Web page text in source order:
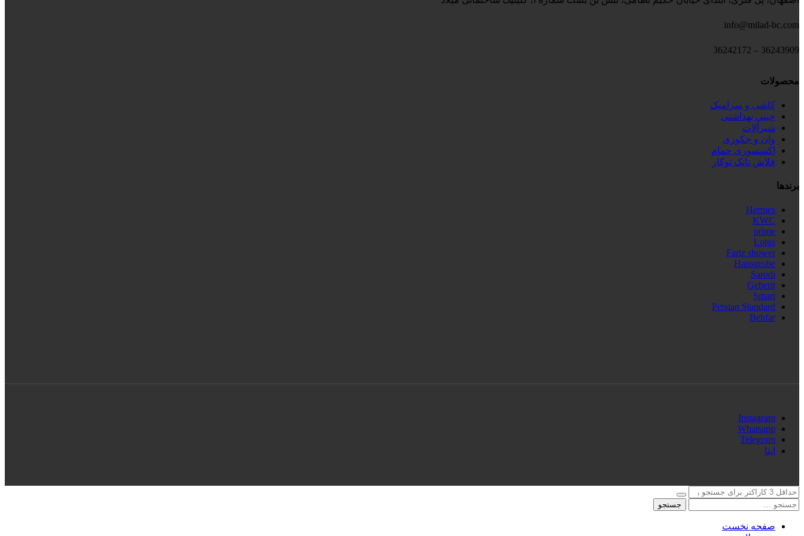
info@milad-bc.com
36243909 – 36242172
محصولات
کاشی و سرامیک
چینی بهداشتی
شیرآلات
وان و جکوزی
اکسسوری حمام
فلاش تانک توکار
برندها
Hermes
KWC
prime
Lotus
Fariz shower
Hansgrobe
Sarodi
Geberit
Smart
Persian Standard
Behfar
Instagram
Whatsapp
Telegram
ایتا
جستجو
صفحه نخست